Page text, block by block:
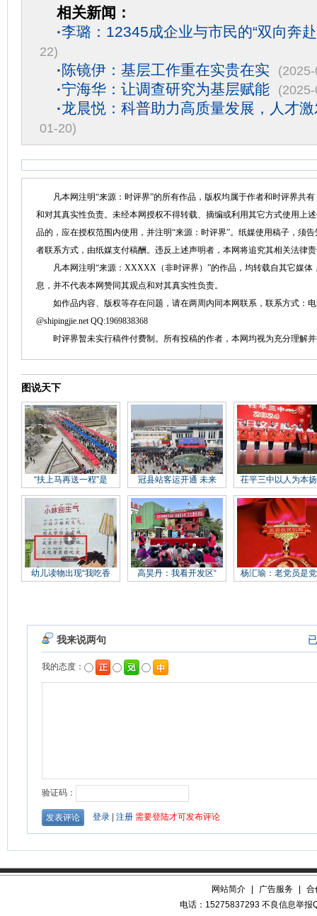
相关新闻：
·李璐：12345成企业与市民的“双向奔
22)
·陈镜伊：基层工作重在实贵在实
·宁海华：让调查研究为基层赋能
·龙晨悦：科普助力高质量发展，人才
01-20)
凡本网注明“来源：时评界”的所有作品，版权均属于作者和时评界共有
和对其真实性负责。未经本网授权不得转载、摘编或利用其它方式使用上
品的，应在授权范围内使用，并注明“来源：时评界”。纸媒使用稿子，须
者联系方式，由纸媒支付稿酬。违反上述声明者，本网将追究其相关法律
凡本网注明“来源：XXXXX（非时评界）”的作品，均转载自其它媒体
息，并不代表本网赞同其观点和对其真实性负责。
如作品内容、版权等存在问题，请在两周内同本网联系，联系方式：电
@shipingjie.net QQ:1969838368
时评界暂未实行稿件付费制。所有投稿的作者，本网均视为充分理解并
图说天下
“扶上马再送一程”是 冠县站客运开通 未来 茌平三中以人为本
幼儿读物出现“我吃香 高昊丹：我看开发区“ 杨汇瑜：老党员是
网站简介 广告服务
合
电话：15275837293 不良信息举